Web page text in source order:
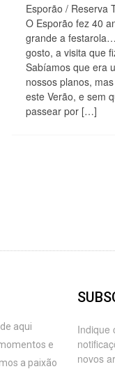
Esporão / Reserva
O Esporão fez 40
grande a
gosto, a visita que
Sabíamos que era
nossos planos,
este Verão, e sem
passear por […]
aqui
e
a paixão
Indique
novos